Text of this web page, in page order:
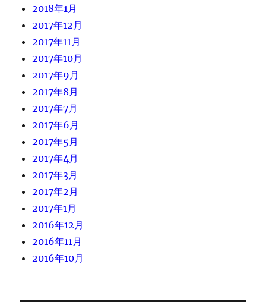
2018年1月
2017年12月
2017年11月
2017年10月
2017年9月
2017年8月
2017年7月
2017年6月
2017年5月
2017年4月
2017年3月
2017年2月
2017年1月
2016年12月
2016年11月
2016年10月